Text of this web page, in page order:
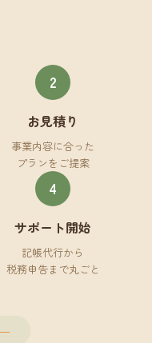
2
お見積り
事業内容に合った
プランをご提案
4
サポート開始
記帳代行から
税務申告まで丸ごと